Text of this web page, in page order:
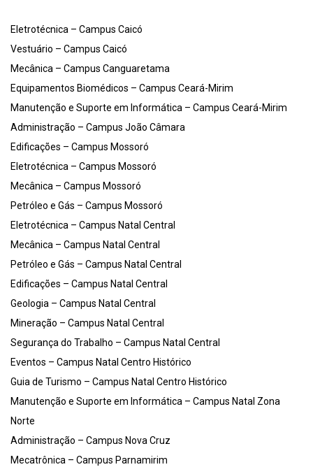
Eletrotécnica – Campus Caicó
Vestuário – Campus Caicó
Mecânica – Campus Canguaretama
Equipamentos Biomédicos – Campus Ceará-Mirim
Manutenção e Suporte em Informática – Campus Ceará-Mirim
Administração – Campus João Câmara
Edificações – Campus Mossoró
Eletrotécnica – Campus Mossoró
Mecânica – Campus Mossoró
Petróleo e Gás – Campus Mossoró
Eletrotécnica – Campus Natal Central
Mecânica – Campus Natal Central
Petróleo e Gás – Campus Natal Central
Edificações – Campus Natal Central
Geologia – Campus Natal Central
Mineração – Campus Natal Central
Segurança do Trabalho – Campus Natal Central
Eventos – Campus Natal Centro Histórico
Guia de Turismo – Campus Natal Centro Histórico
Manutenção e Suporte em Informática – Campus Natal Zona
Norte
Administração – Campus Nova Cruz
Mecatrônica – Campus Parnamirim